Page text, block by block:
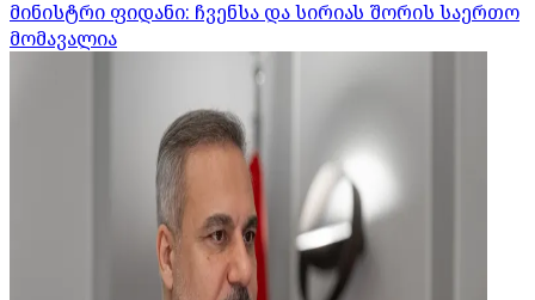
მინისტრი ფიდანი: ჩვენსა და სირიას შორის საერთო
მომავალია